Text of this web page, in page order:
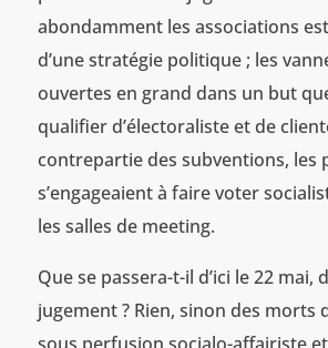
abondamment les associations
d’une stratégie politique ; les
ouvertes en grand dans un but
qualifier d’électoraliste et de
contrepartie des subventions, les
s’engageaient à faire voter
les salles de meeting.
Que se passera-t-il d’ici le 22 mai,
jugement ? Rien, sinon des morts